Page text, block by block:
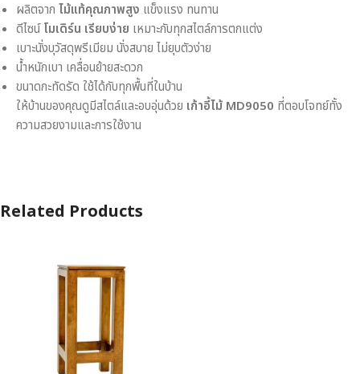
ผลิตจาก ไม้แท้คุณภาพสูง แข็งแรง ทนทาน
ดีไซน์โมเดิร์น เรียบง่าย เหมาะกับทุกสไตล์การตกแต่ง
เบาะนั่งบุวัสดุพรีเมียม นั่งสบาย ไม่ยุบตัวง่าย
น้ำหนักเบา เคลื่อนย้ายสะดวก
ขนาดกะทัดรัด ใช้ได้กับทุกพื้นที่ในบ้าน
ให้บ้านของคุณดูมีสไตล์และอบอุ่นด้วย เก้าอี้ไม้ MD9050 ที่ตอบโจทย์ทั้ง
ความสวยงามและการใช้งาน
Related Products